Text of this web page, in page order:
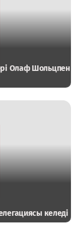
Олаф Шольцпен
келеді